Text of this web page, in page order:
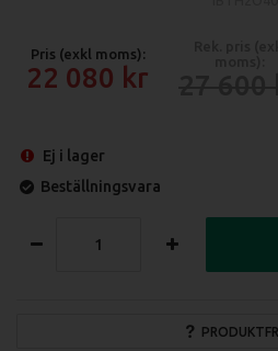
Pris (exkl moms):
22 080
Ej i lager
Beställningsvara